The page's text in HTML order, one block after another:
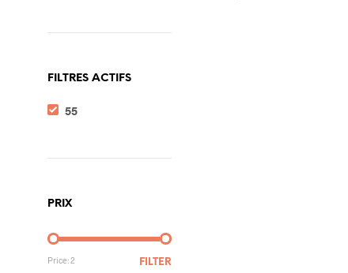
FILTRES ACTIFS
55
PRIX
FILTER
Price:2